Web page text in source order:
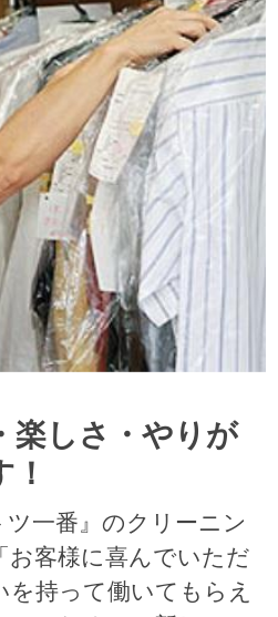
楽しさ・やりが
一番』のクリーニン
お客様に喜んでいただ
を持って働いてもらえ